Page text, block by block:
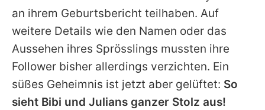
an ihrem Geburtsbericht teilhaben. Auf
weitere Details wie den Namen oder das
Aussehen ihres Sprösslings mussten ihre
Follower bisher allerdings verzichten. Ein
süßes Geheimnis ist jetzt aber gelüftet: So
sieht Bibi und Julians ganzer Stolz aus!